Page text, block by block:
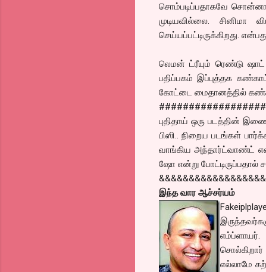
சொம்படிப்பதாகவே
முடியவில்லை.
செய்யப்பட்டிருக்கிறது.
லெமன் ட்ரீயும் ரெண்டு ஷாட்
பதிப்பகம் இப்புத்தக
கோட்டை மைதானத்தில்
புதிதாய் ஒரு படத்தின்
பிஸி.. நிறைய படங்கள்
வாங்கிய அந்தார்ட்வாண்ட்
ஷோ என்று போட்டிருப்பதால்
இந்த வார ஆச்சர்யம்
எல்லாமே